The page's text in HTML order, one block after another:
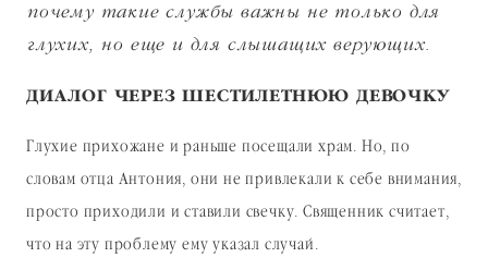
почему такие службы важны не только для
глухих, но еще и для слышащих верующих.
ДИАЛОГ ЧЕРЕЗ ШЕСТИЛЕТНЮЮ ДЕВОЧКУ
Глухие прихожане и раньше посещали храм. Но, по
словам отца Антония, они не привлекали к себе внимания,
просто приходили и ставили свечку. Священник считает,
что на эту проблему ему указал случай.